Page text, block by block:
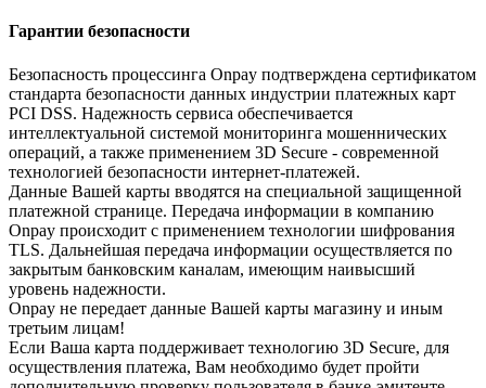
Гарантии безопасности
Безопасность процессинга Onpay подтверждена сертификатом
стандарта безопасности данных индустрии платежных карт
PCI DSS. Надежность сервиса обеспечивается
интеллектуальной системой мониторинга мошеннических
операций, а также применением 3D Secure - современной
технологией безопасности интернет-платежей.
Данные Вашей карты вводятся на специальной защищенной
платежной странице. Передача информации в компанию
Onpay происходит с применением технологии шифрования
TLS. Дальнейшая передача информации осуществляется по
закрытым банковским каналам, имеющим наивысший
уровень надежности.
Onpay не передает данные Вашей карты магазину и иным
третьим лицам!
Если Ваша карта поддерживает технологию 3D Secure, для
осуществления платежа, Вам необходимо будет пройти